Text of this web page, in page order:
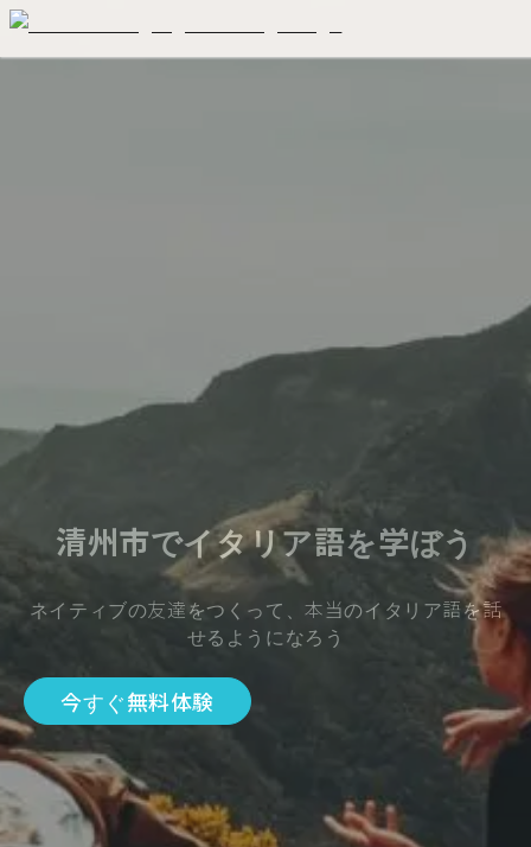
清州市でイタリア語を学ぼう
ネイティブの友達をつくって、本当のイタリア語を話
せるようになろう
今すぐ無料体験